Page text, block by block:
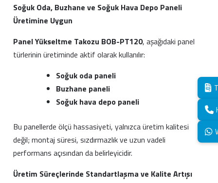
Soğuk Oda, Buzhane ve Soğuk Hava Depo Paneli
Üretimine Uygun
Panel Yükseltme Takozu BOB-PT120, aşağıdaki panel
türlerinin üretiminde aktif olarak kullanılır:
Soğuk oda paneli
Buzhane paneli
Soğuk hava depo paneli
Bu panellerde ölçü hassasiyeti, yalnızca üretim kalitesi
değil; montaj süresi, sızdırmazlık ve uzun vadeli
performans açısından da belirleyicidir.
Üretim Süreçlerinde Standartlaşma ve Kalite Artışı